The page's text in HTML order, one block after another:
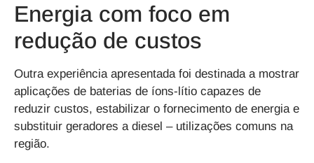
Energia com foco em
redução de custos
Outra experiência apresentada foi destinada a mostrar
aplicações de baterias de íons-lítio capazes de
reduzir custos, estabilizar o fornecimento de energia e
substituir geradores a diesel – utilizações comuns na
região.